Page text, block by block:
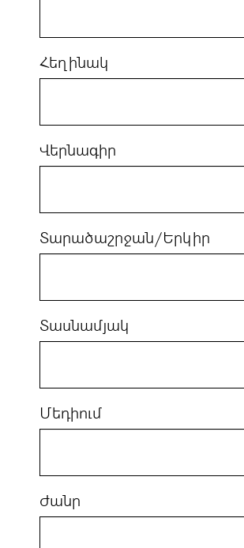
Հեղինակ
Վերնագիր
Տարածաշրջան/Երկիր
Տասնամյակ
Մեդիում
Ժանր